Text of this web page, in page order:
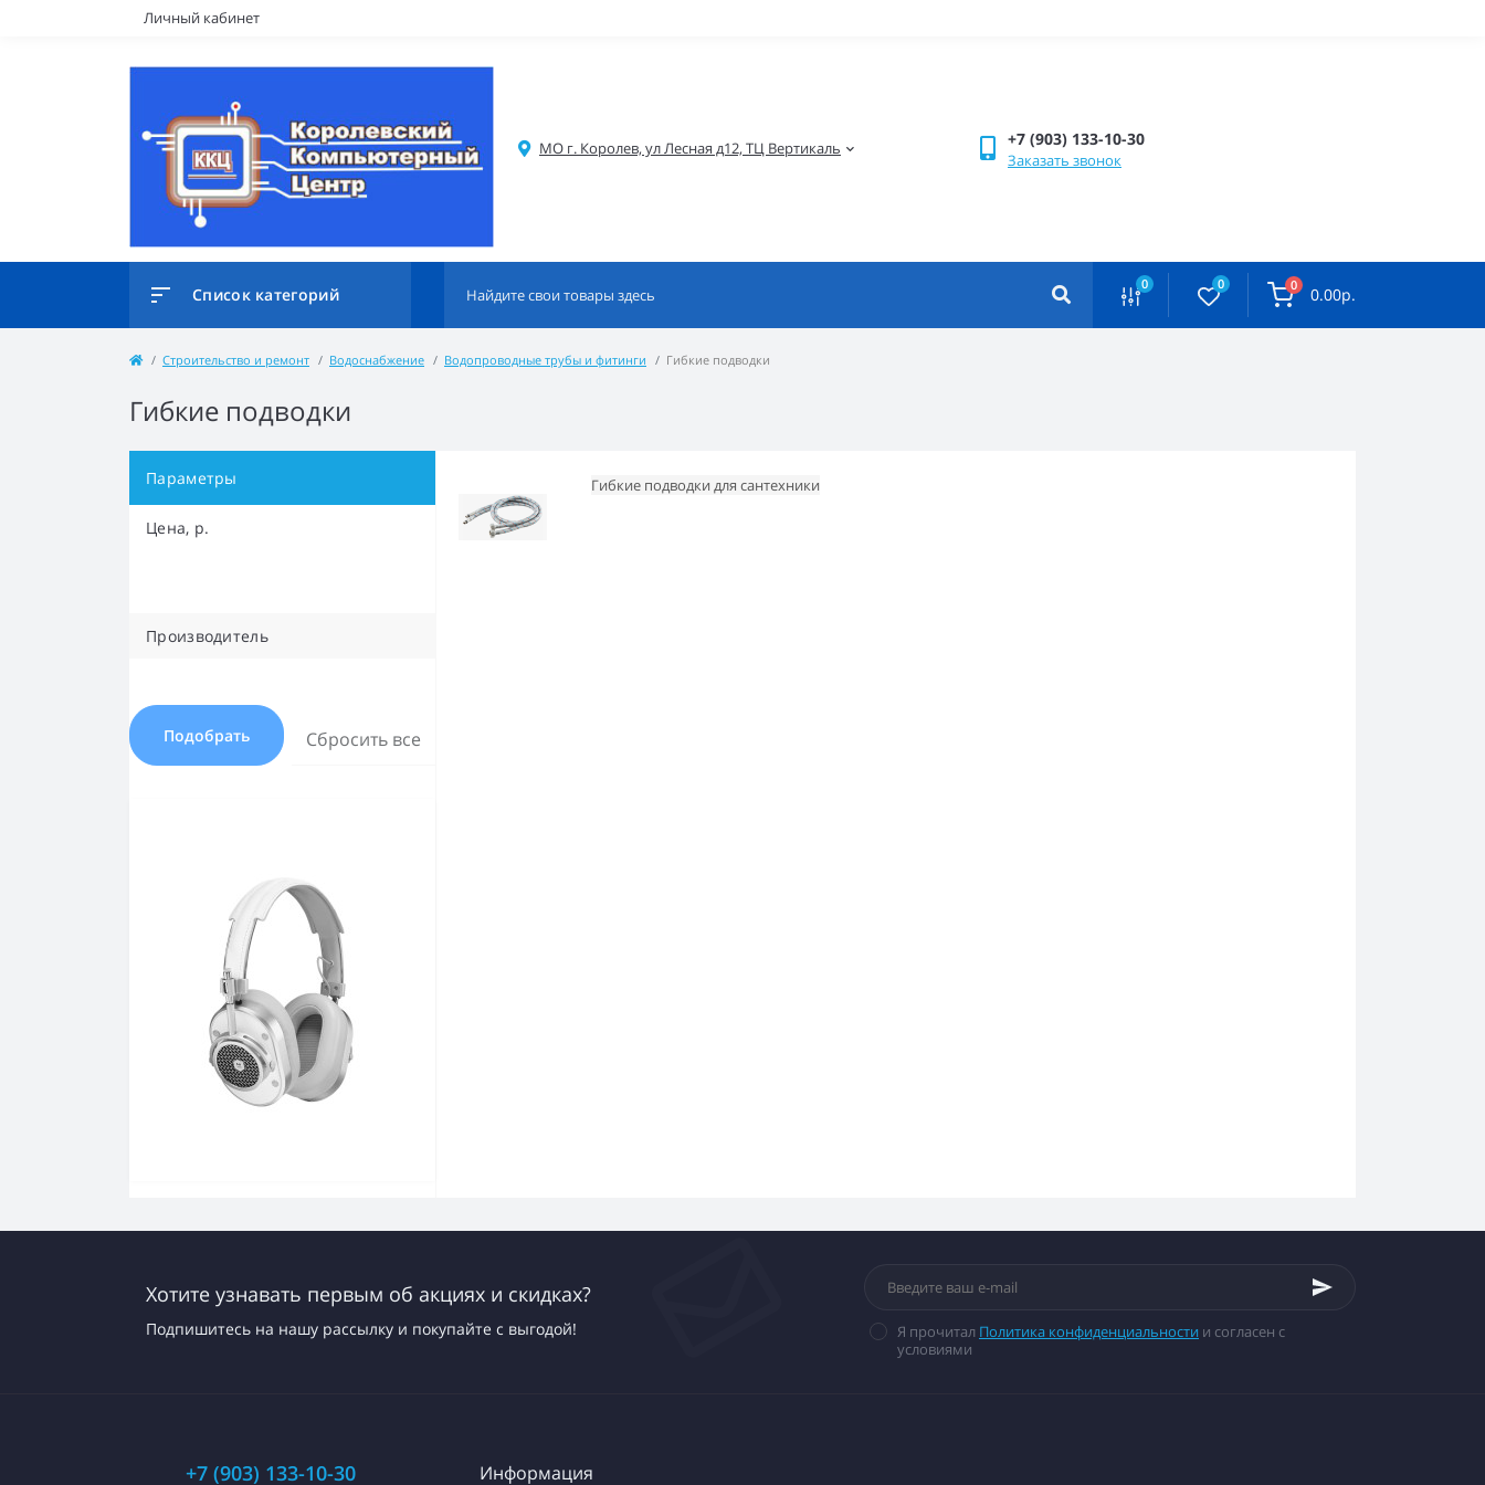
Личный кабинет
МО г. Королев, ул Лесная д12, ТЦ Вертикаль +7 (903) 133-10-30
Заказать звонок
Список категорий 0 0 0 0.00р.
Строительство и ремонт Водоснабжение Водопроводные трубы и фитинги Гибкие подводки
Гибкие подводки
Параметры
Цена, р.
Производитель
Подобрать Сбросить все
Гибкие подводки для сантехники
Хотите узнавать первым об акциях и скидках?
Подпишитесь на нашу рассылку и покупайте с выгодой! Я прочитал Политика конфиденциальности и согласен с
условиями
+7 (903) 133-10-30 Информация